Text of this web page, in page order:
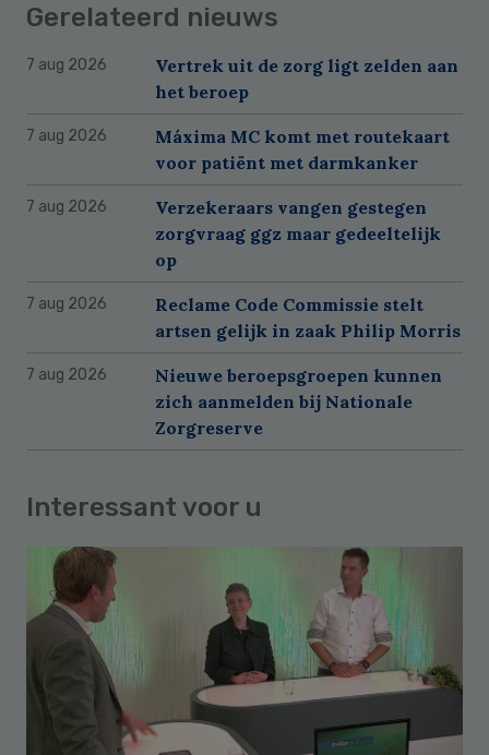
Gerelateerd nieuws
7 aug 2026
Vertrek uit de zorg ligt zelden aan
het beroep
7 aug 2026
Máxima MC komt met routekaart
voor patiënt met darmkanker
7 aug 2026
Verzekeraars vangen gestegen
zorgvraag ggz maar gedeeltelijk
op
7 aug 2026
Reclame Code Commissie stelt
artsen gelijk in zaak Philip Morris
7 aug 2026
Nieuwe beroepsgroepen kunnen
zich aanmelden bij Nationale
Zorgreserve
Interessant voor u